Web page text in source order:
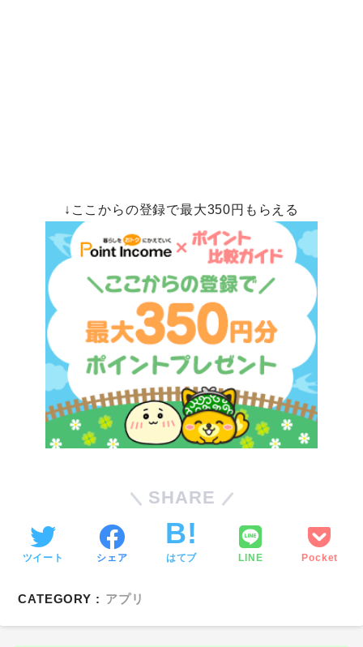
↓ここからの登録で最大350円もらえる
SHARE
ツイート シェア はてブ LINE Pocket
CATEGORY : アプリ